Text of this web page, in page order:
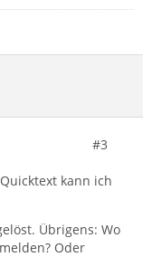
#3
kann ich
Übrigens: Wo
Oder